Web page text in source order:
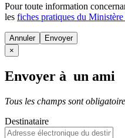
Pour toute information
les fiches pratiques du
Annuler
×
Envoyer à un ami
Tous les champs sont
Destinataire